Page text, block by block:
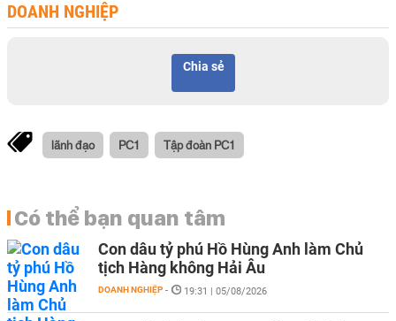
DOANH NGHIỆP
Chia sẻ
lãnh đạo PC1 Tập đoàn PC1
Có thể bạn quan tâm
Con dâu tỷ phú Hồ Hùng Anh làm Chủ
tịch Hàng không Hải Âu
DOANH NGHIỆP - 19:31 | 05/08/2026